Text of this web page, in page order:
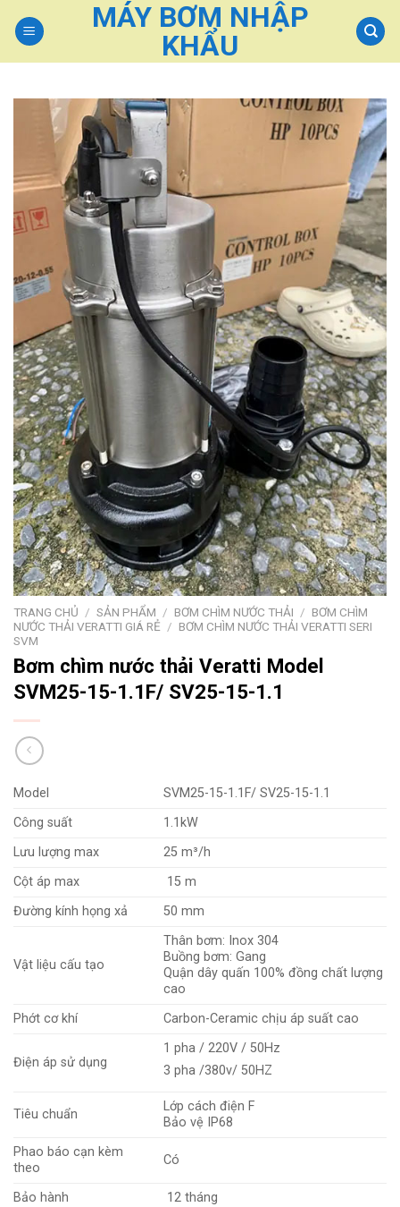
MÁY BƠM NHẬP
KHẨU
TRANG CHỦ / SẢN PHẨM / BƠM CHÌM NƯỚC THẢI / BƠM CHÌM
NƯỚC THẢI VERATTI GIÁ RẺ / BƠM CHÌM NƯỚC THẢI VERATTI SERI
SVM
Bơm chìm nước thải Veratti Model
SVM25-15-1.1F/ SV25-15-1.1
Model
SVM25-15-1.1F/ SV25-15-1.1
Công suất
1.1kW
Lưu lượng max
25 m³/h
Cột áp max
15 m
Đường kính họng xả
50 mm
Vật liệu cấu tạo
Thân bơm: Inox 304
Buồng bơm: Gang
Quận dây quấn 100% đồng chất lượng
cao
Phớt cơ khí
Carbon-Ceramic chịu áp suất cao
Điện áp sử dụng
1 pha / 220V / 50Hz
3 pha /380v/ 50HZ
Tiêu chuẩn
Lớp cách điện F
Bảo vệ IP68
Phao báo cạn kèm
theo
Có
Bảo hành 12 tháng